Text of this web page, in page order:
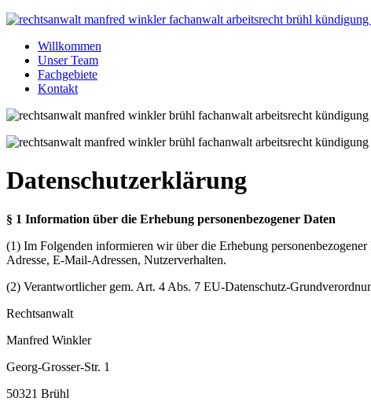
Willkommen
Unser Team
Fachgebiete
Kontakt
Datenschutzerklärung
§ 1 Information über die Erhebung personenbezogener Daten
(1) Im Folgenden informieren wir über die Erhebung
Adresse, E-Mail-Adressen, Nutzerverhalten.
(2) Verantwortlicher gem. Art. 4 Abs. 7 EU-Datenschutz-
Rechtsanwalt
Manfred Winkler
Georg-Grosser-Str. 1
50321 Brühl